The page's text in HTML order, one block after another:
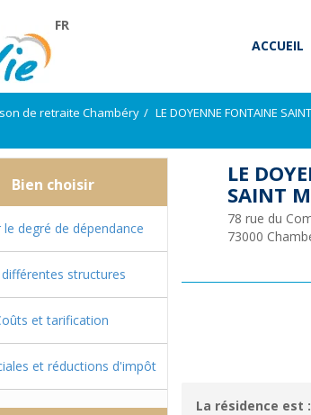
FR
ACCUEIL
de retraite Chambéry LE DOYENNE FONTAINE
Bien choisir
le degré de dépendance
structures
et tarification
et réductions d'impôt
LE
SAINT
78 rue du
73000
La résidence est :